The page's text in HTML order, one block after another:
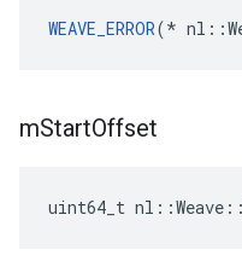
WEAVE_ERROR(*
mStartOffset
uint64_t